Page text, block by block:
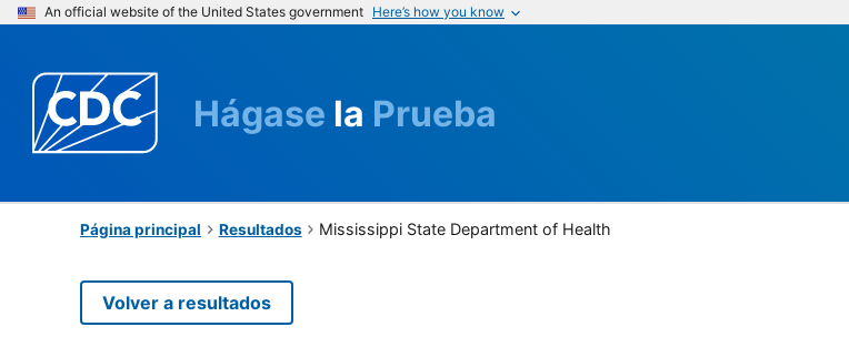
An official website of the United States government Here’s how you know
Hágase la Prueba
Página principal Resultados Mississippi State Department of Health
Volver a resultados